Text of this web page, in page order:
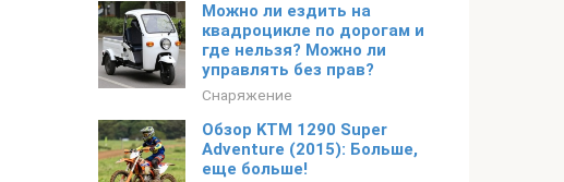
Можно ли ездить на
квадроцикле по дорогам и
где нельзя? Можно ли
управлять без прав?
Снаряжение
Обзор KTM 1290 Super
Adventure (2015): Больше,
еще больше!